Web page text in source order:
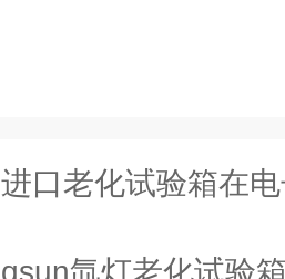
进口老化试验箱在电子产
qsun氙灯老化试验箱的光